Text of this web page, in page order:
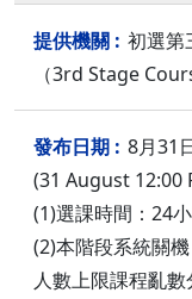
初選第
（3rd Stage
8月31
(31 August 12:00
(1)選課時間：24
(2)本階段系統關
人數上限課程亂數